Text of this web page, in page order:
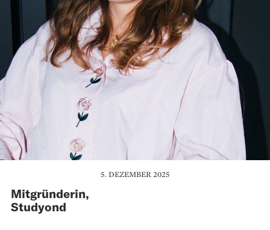
5. DEZEMBER 2025
Mitgründerin,
Studyond